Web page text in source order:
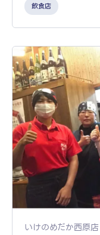
飲食店
いけのめだか西原店